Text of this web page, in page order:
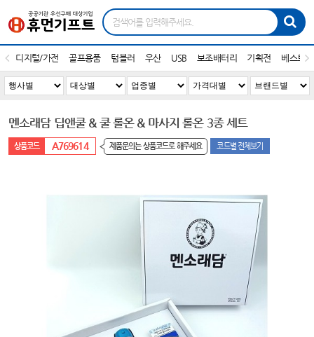
디지털/가전 골프용품 텀블러 우산 USB 보조배터리 기획전 베스트
멘소래담 딥앤쿨 & 쿨 롤온 & 마사지 롤온 3종 세트
A769614 제품문의는 상품코드로 해주세요 코드별 전체보기